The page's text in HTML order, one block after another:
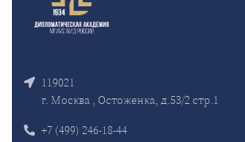
119021
г. Москва , Остоженка, д.53/2 стр.1
+7 (499) 246-18-44